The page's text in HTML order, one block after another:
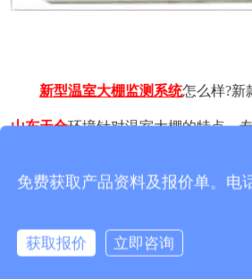
新型温室大棚监测系统怎么样?新
山东天合环境针对温室大棚的特点，
免费获取产品资料及报价单。电
获取报价 立即咨询